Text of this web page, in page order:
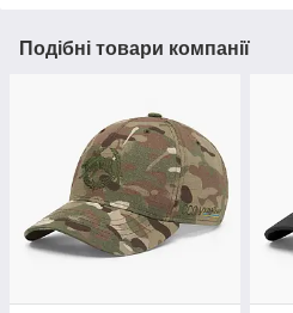
Подібні товари компанії